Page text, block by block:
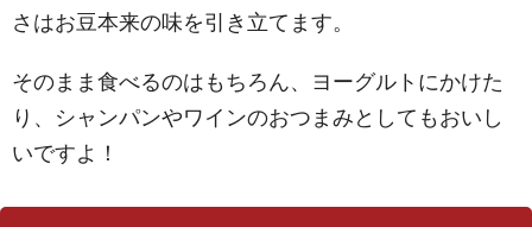
さはお豆本来の味を引き立てます。
そのまま食べるのはもちろん、ヨーグルトにかけた
り、シャンパンやワインのおつまみとしてもおいし
いですよ！